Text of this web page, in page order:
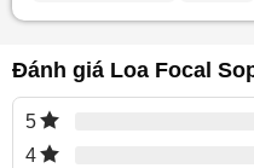
Đánh giá Loa Focal
5
4